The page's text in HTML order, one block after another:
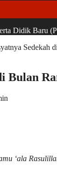
Didik Baru
Sedekah
Bulan
‘ala